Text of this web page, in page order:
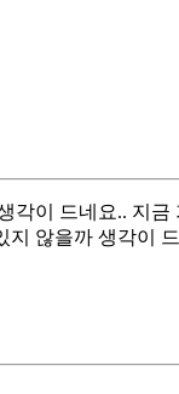
각이 드네요.. 지금
지 않을까 생각이